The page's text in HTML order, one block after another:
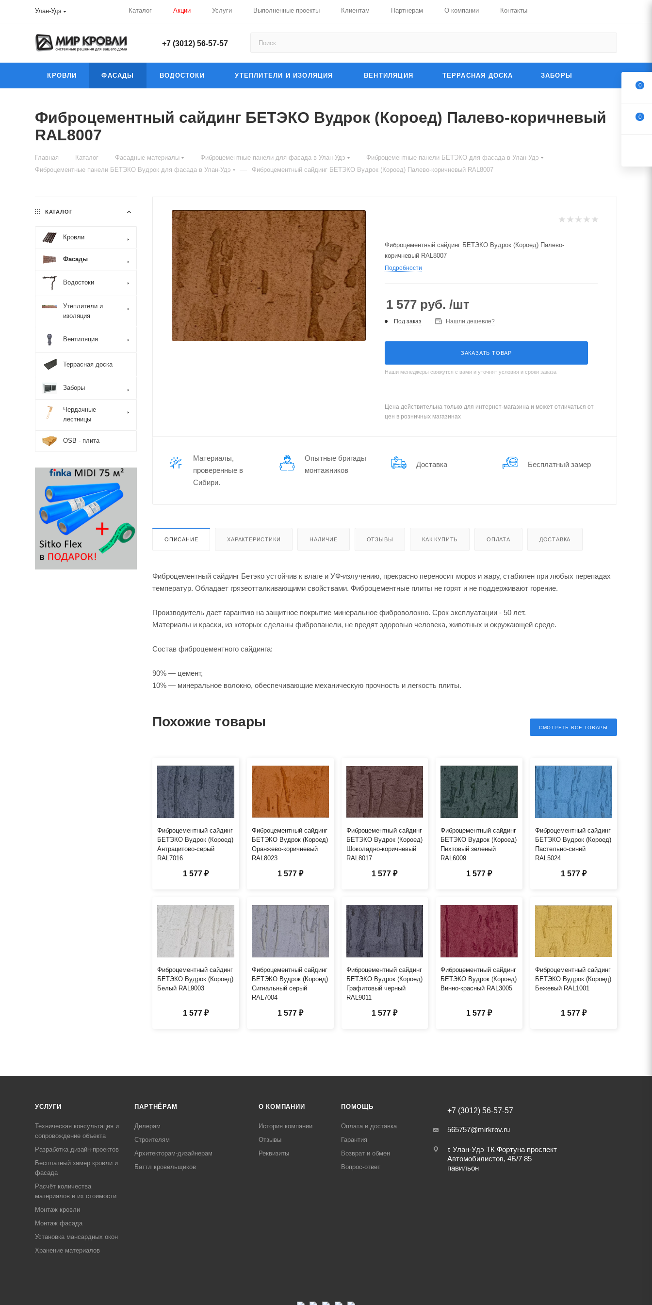
Улан-Удэ Каталог Акции Услуги Выполненные проекты Клиентам Партнерам О компании Контакты
+7 (3012) 56-57-57
КРОВЛИ ФАСАДЫ ВОДОСТОКИ УТЕПЛИТЕЛИ И ИЗОЛЯЦИЯ ВЕНТИЛЯЦИЯ ТЕРРАСНАЯ ДОСКА ЗАБОРЫ
Фиброцементный сайдинг БЕТЭКО Вудрок (Короед) Палево-коричневый
RAL8007
Главная — Каталог — Фасадные материалы — Фиброцементные панели для фасада в Улан-Удэ — Фиброцементные панели БЕТЭКО для фасада в Улан-Удэ —
Фиброцементные панели БЕТЭКО Вудрок для фасада в Улан-Удэ — Фиброцементный сайдинг БЕТЭКО Вудрок (Короед) Палево-коричневый RAL8007
Фиброцементный сайдинг БЕТЭКО Вудрок (Короед) Палево-
коричневый RAL8007
Подробности
1 577 руб. /шт
Под заказ Нашли дешевле?
ЗАКАЗАТЬ ТОВАР
Наши менеджеры свяжутся с вами и уточнят условия и сроки заказа
Цена действительна только для интернет-магазина и может отличаться от
цен в розничных магазинах
Материалы,
проверенные в
Сибири.
Опытные бригады
монтажников
Доставка Бес­плат­ный замер
ОПИСАНИЕ ХАРАКТЕРИСТИКИ НАЛИЧИЕ ОТЗЫВЫ КАК КУПИТЬ ОПЛАТА ДОСТАВКА
Фиброцементный сайдинг Бетэко устойчив к влаге и УФ-излучению, прекрасно переносит мороз и жару, стабилен при любых перепадах
температур. Обладает грязеотталкивающими свойствами. Фиброцементные плиты не горят и не поддерживают горение.
Производитель дает гарантию на защитное покрытие минеральное фиброволокно. Срок эксплуатации - 50 лет.
Материалы и краски, из которых сделаны фибропанели, не вредят здоровью человека, животных и окружающей среде.
Состав фиброцементного сайдинга:
90% — цемент,
10% — минеральное волокно, обеспечивающие механическую прочность и легкость плиты.
Похожие товары СМОТРЕТЬ ВСЕ ТОВАРЫ
Фиброцементный сайдинг
БЕТЭКО Вудрок (Короед)
Антрацитово-серый
RAL7016
1 577 ₽
Фиброцементный сайдинг
БЕТЭКО Вудрок (Короед)
Оранжево-коричневый
RAL8023
1 577 ₽
Фиброцементный сайдинг
БЕТЭКО Вудрок (Короед)
Шоколадно-коричневый
RAL8017
1 577 ₽
Фиброцементный сайдинг
БЕТЭКО Вудрок (Короед)
Пихтовый зеленый
RAL6009
1 577 ₽
Фиброцементный сайдинг
БЕТЭКО Вудрок (Короед)
Пастельно-синий
RAL5024
1 577 ₽
Фиброцементный сайдинг
БЕТЭКО Вудрок (Короед)
Белый RAL9003
1 577 ₽
Фиброцементный сайдинг
БЕТЭКО Вудрок (Короед)
Сигнальный серый
RAL7004
1 577 ₽
Фиброцементный сайдинг
БЕТЭКО Вудрок (Короед)
Графитовый черный
RAL9011
1 577 ₽
Фиброцементный сайдинг
БЕТЭКО Вудрок (Короед)
Винно-красный RAL3005
1 577 ₽
Фиброцементный сайдинг
БЕТЭКО Вудрок (Короед)
Бежевый RAL1001
1 577 ₽
КАТАЛОГ
Кровли
Фасады
Водостоки
Утеплители и
изоляция
Вентиляция
Террасная доска
Заборы
Чердачные
лестницы
OSB - плита
УСЛУГИ
Техническая консультация и
сопровождение объекта
Разработка дизайн-проектов
Бесплатный замер кровли и
фасада
Расчёт количества
материалов и их стоимости
Монтаж кровли
Монтаж фасада
Установка мансардных окон
Хранение материалов
ПАРТНЁРАМ
Дилерам
Строителям
Архитекторам-дизайнерам
Баттл кровельщиков
О КОМПАНИИ
История компании
Отзывы
Реквизиты
ПОМОЩЬ
Оплата и доставка
Гарантия
Возврат и обмен
Вопрос-ответ
+7 (3012) 56-57-57
565757@mirkrov.ru
г. Улан-Удэ ​ТК Фортуна​ проспект
Автомобилистов, 4Б/7 ​85
павильон
0
0